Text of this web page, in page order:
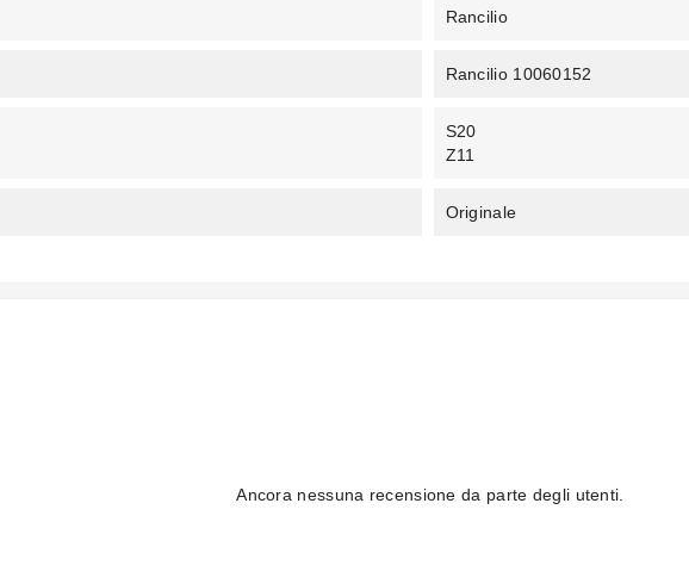
Rancilio
Rancilio 10060152
S20
Z11
Originale
Ancora nessuna recensione da parte degli utenti.